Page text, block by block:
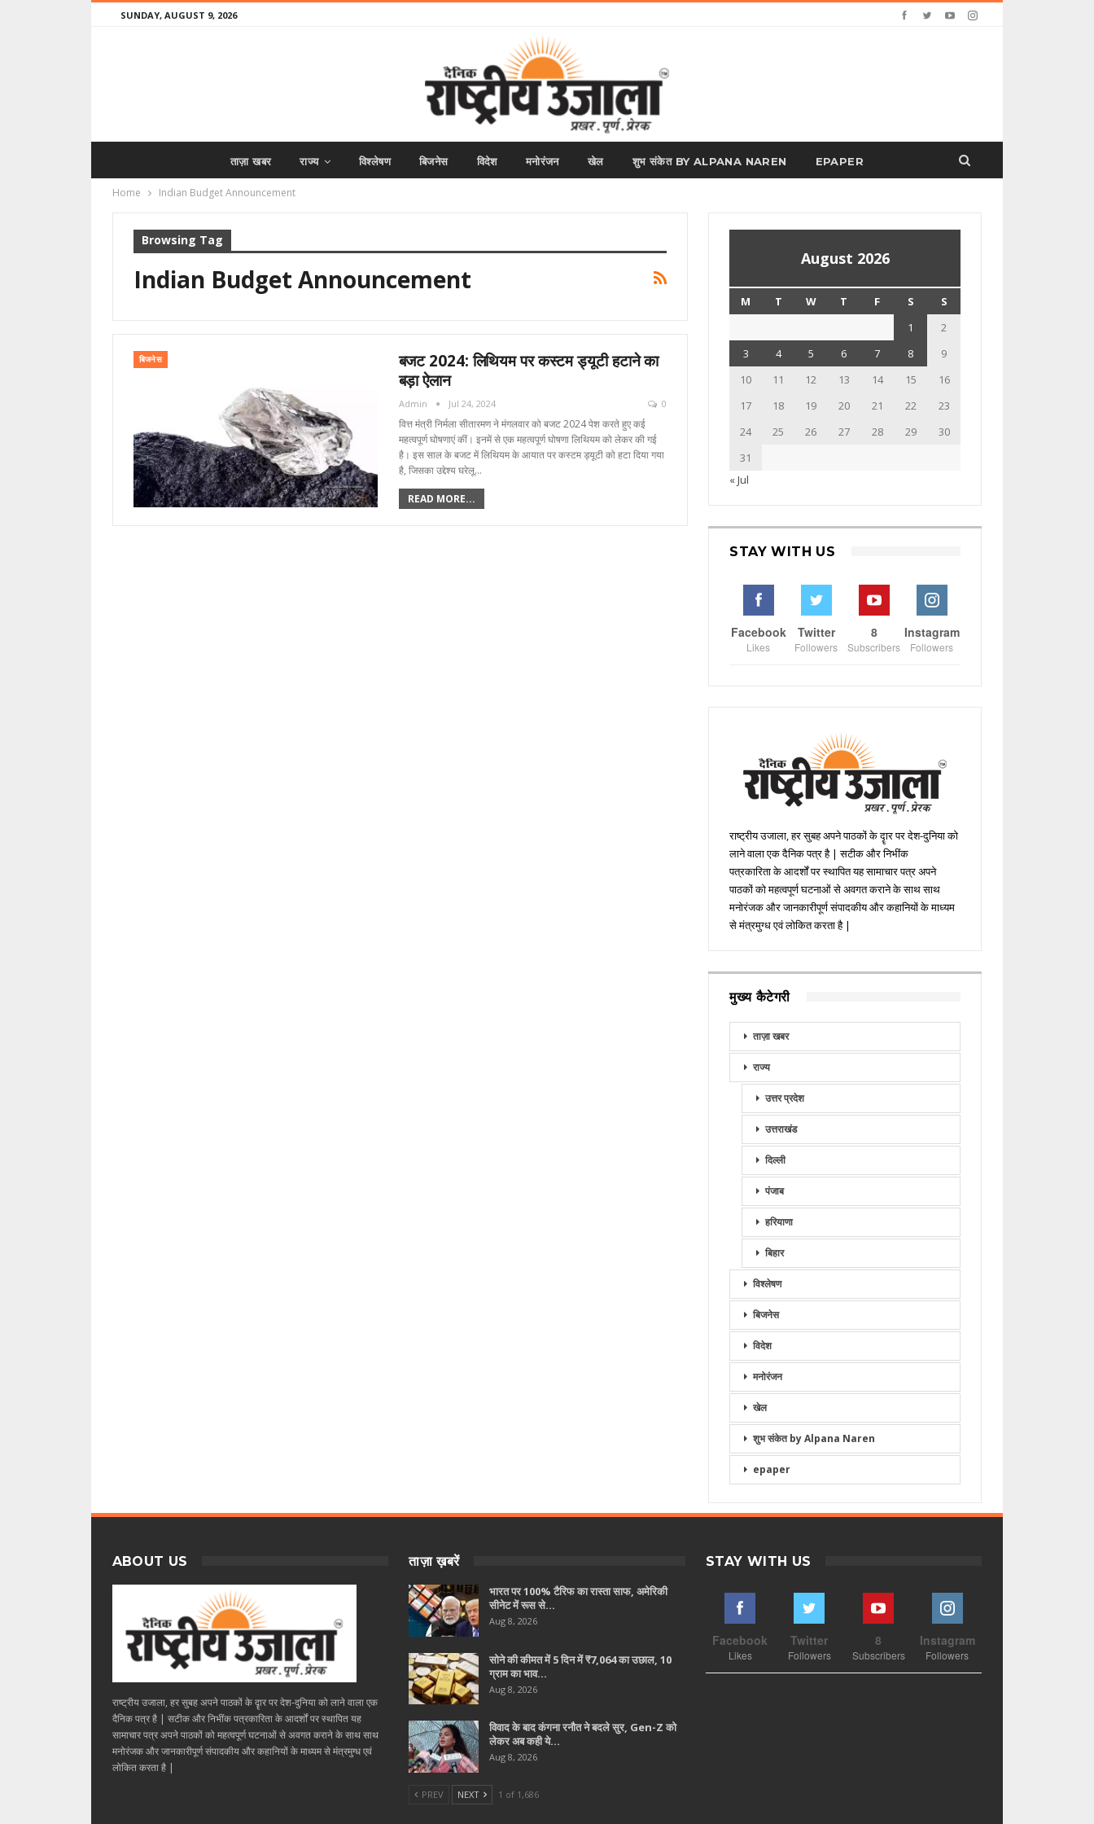
SUNDAY, AUGUST 9, 2026
ताज़ा खबर राज्य विश्लेषण बिजनेस विदेश मनोरंजन खेल शुभ संकेत BY ALPANA NAREN EPAPER
Home Indian Budget Announcement
Browsing Tag
Indian Budget Announcement
बिजनेस
बजट 2024: लिथियम पर कस्टम ड्यूटी हटाने का
बड़ा ऐलान
Admin Jul 24, 2024 0
वित्त मंत्री निर्मला सीतारमण ने मंगलवार को बजट 2024 पेश करते हुए कई
महत्वपूर्ण घोषणाएं कीं। इनमें से एक महत्वपूर्ण घोषणा लिथियम को लेकर की गई
है। इस साल के बजट में लिथियम के आयात पर कस्टम ड्यूटी को हटा दिया गया
है, जिसका उद्देश्य घरेलू…
READ MORE...
August 2026
M T W T F S
S
1
2
3
4 5 6 7 8
9
10
11 12 13 14 15
16
17
18 19 20 21 22
23
24
25 26 27 28 29
30
31
« Jul
STAY WITH US
Facebook
Likes
Twitter
Followers
8
Subscribers
Instagram
Followers
राष्ट्रीय उजाला, हर सुबह अपने पाठकों के दॄार पर देश-दुनिया को
लाने वाला एक दैनिक पत्र है | सटीक और निभींक
पत्रकारिता के आदर्शों पर स्थापित यह सामाचार पत्र अपने
पाठकों को महत्वपूर्ण घटनाओं से अवगत कराने के साथ साथ
मनोरंजक और जानकारीपूर्ण संपादकीय और कहानियों के माध्यम
से मंत्रमुग्ध एवं लोकित करता है |
मुख्य कैटेगरी
ताज़ा खबर
राज्य
उत्तर प्रदेश
उत्तराखंड
दिल्ली
पंजाब
हरियाणा
बिहार
विश्लेषण
बिजनेस
विदेश
मनोरंजन
खेल
शुभ संकेत by Alpana Naren
epaper
ABOUT US
राष्ट्रीय उजाला, हर सुबह अपने पाठकों के दॄार पर देश-दुनिया को लाने वाला एक
दैनिक पत्र है | सटीक और निभींक पत्रकारिता के आदर्शों पर स्थापित यह
सामाचार पत्र अपने पाठकों को महत्वपूर्ण घटनाओं से अवगत कराने के साथ साथ
मनोरंजक और जानकारीपूर्ण संपादकीय और कहानियों के माध्यम से मंत्रमुग्ध एवं
लोकित करता है |
ताज़ा ख़बरें
भारत पर 100% टैरिफ का रास्ता साफ, अमेरिकी
सीनेट में रूस से…
Aug 8, 2026
सोने की कीमत में 5 दिन में ₹7,064 का उछाल, 10
ग्राम का भाव…
Aug 8, 2026
विवाद के बाद कंगना रनौत ने बदले सुर, Gen-Z को
लेकर अब कही ये…
Aug 8, 2026
PREV NEXT 1 of 1,686
STAY WITH US
Facebook
Likes
Twitter
Followers
8
Subscribers
Instagram
Followers